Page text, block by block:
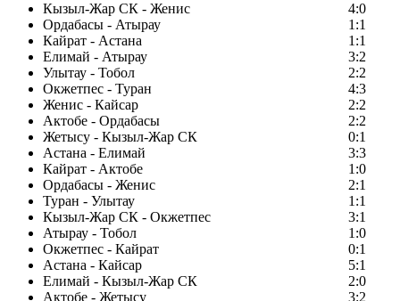
Кызыл-Жар СК - Женис
4:0
Ордабасы - Атырау
1:1
Кайрат - Астана
1:1
Елимай - Атырау
3:2
Улытау - Тобол
2:2
Окжетпес - Туран
4:3
Женис - Кайсар
2:2
Актобе - Ордабасы
2:2
Жетысу - Кызыл-Жар СК
0:1
Астана - Елимай
3:3
Кайрат - Актобе
1:0
Ордабасы - Женис
2:1
Туран - Улытау
1:1
Кызыл-Жар СК - Окжетпес
3:1
Атырау - Тобол
1:0
Окжетпес - Кайрат
0:1
Астана - Кайсар
5:1
Елимай - Кызыл-Жар СК
2:0
Актобе - Жетысу
3:2